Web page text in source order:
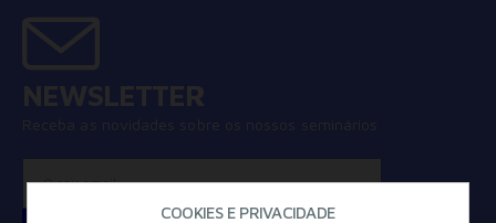
COOKIES E PRIVACIDADE